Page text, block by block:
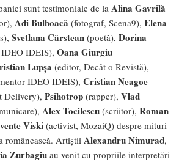
sunt testimoniale de la Alina Gavrilă
Adi Bulboacă (fotograf, Scena9), Elena
Svetlana Cârstean (poetă), Dorina
IDEIS), Oana Giurgiu
Lupșa (editor, Decât o Revistă),
IDEO IDEIS), Cristian Neagoe
Delivery), Psihotrop (rapper), Vlad
Alex Tocilescu (scriitor), Roman
Viski(activist, MozaiQ) despre mituri
românească. Artiștii Alexandru Nimurad,
Zurbagiu au venit cu propriile interpretări